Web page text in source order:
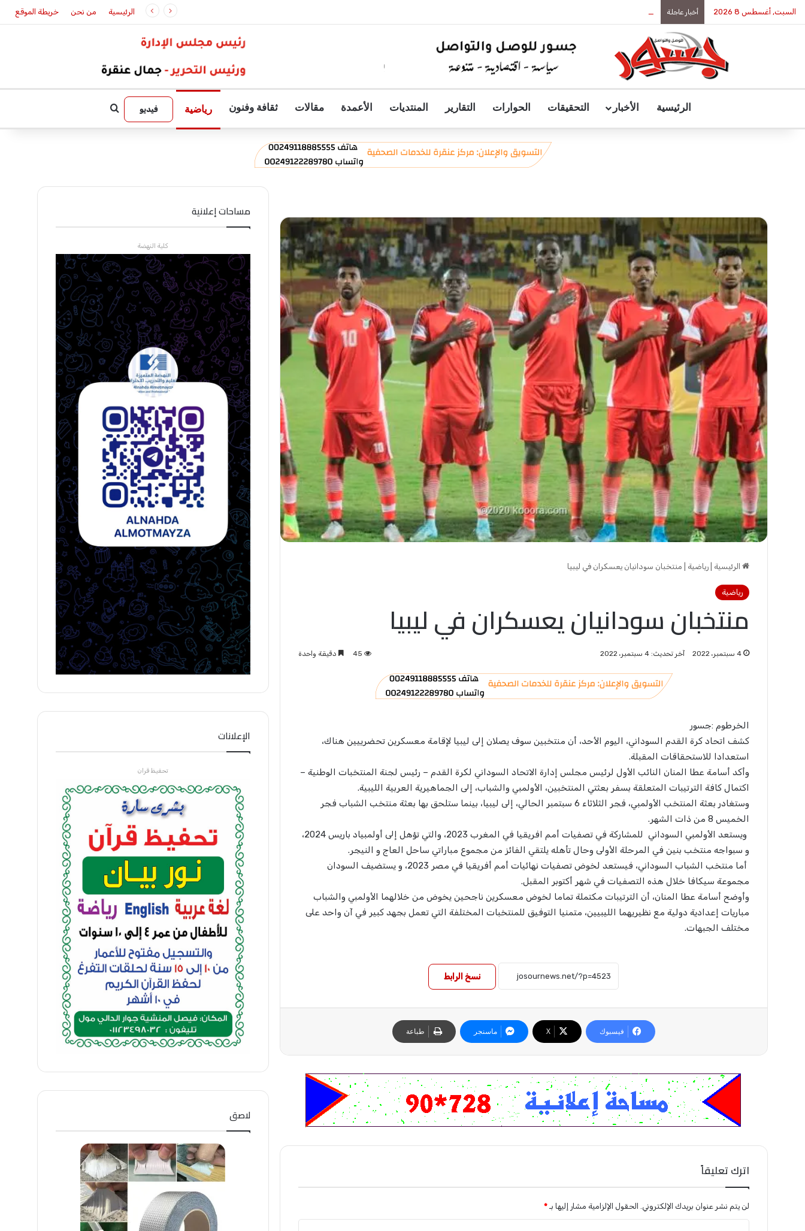
السبت, أغسطس 8 2026 أخبار عاجلة رئيس جمهورية جيبوتي يستقبل الرئيس التنفيذي لمجموعة المبارك للإنشاءات والتطوير العقاري ويؤكد دعمه الكامل لمشروعات الإسكان الميسر الرئيسية من نحن خريطة الموقع
الرئيسية الأخبار التحقيقات الحوارات التقارير المنتديات الأعمدة مقالات ثقافة وفنون رياضية فيديو بحث عن
الرئيسية رياضية منتخبان سودانيان يعسكران في ليبيا
رياضية
منتخبان سودانيان يعسكران في ليبيا
4 سبتمبر، 2022 آخر تحديث: 4 سبتمبر، 2022 45 دقيقة واحدة
الخرطوم :جسور
كشف اتحاد كرة القدم السوداني، اليوم الأحد، أن منتخبين سوف يصلان إلى ليبيا لإقامة معسكرين تحضرييين هناك،
استعدادا للاستحقاقات المقبلة.
وأكد أسامة عطا المنان النائب الأول لرئيس مجلس إدارة الاتحاد السوداني لكرة القدم – رئيس لجنة المنتخبات الوطنية –
اكتمال كافة الترتيبات المتعلقة بسفر بعثتي المنتخبين، الأولمبي والشباب، إلى الجماهيرية العربية الليبية.
وستغادر بعثة المنتخب الأولمبي، فجر الثلاثاء 6 سبتمبر الحالي، إلى ليبيا، بينما ستلحق بها بعثة منتخب الشباب فجر
الخميس 8 من ذات الشهر.
ويستعد الأولمبي السوداني للمشاركة في تصفيات أمم افريقيا في المغرب 2023، والتي تؤهل إلى أولمبياد باريس 2024،
و سبواجه منتخب بنين في المرحلة الأولى وحال تأهله يلتقي الفائز من مجموع مباراتي ساحل العاج و النيجر.
أما منتخب الشباب السوداني، فيستعد لخوض تصفيات نهائيات أمم أفريقيا في مصر 2023، و يستضيف السودان
مجموعة سيكافا خلال هذه التصفيات في شهر أكتوبر المقبل.
وأوضح أسامة عطا المنان، أن الترتيبات مكتملة تماما لخوض معسكرين ناجحين يخوض من خلالهما الأولمبي والشباب
مباريات إعدادية دولية مع نظيريهما الليبيين، متمنيا التوفيق للمنتخبات المختلفة التي تعمل بجهد كبير في آن واحد على
مختلف الجبهات.
نسخ الرابط
فيسبوك X ماسنجر طباعة
اترك تعليقاً
لن يتم نشر عنوان بريدك الإلكتروني. الحقول الإلزامية مشار إليها بـ *
مساحات إعلانية
كلية النهضة
الإعلانات
تحفيظ قران
لاصق